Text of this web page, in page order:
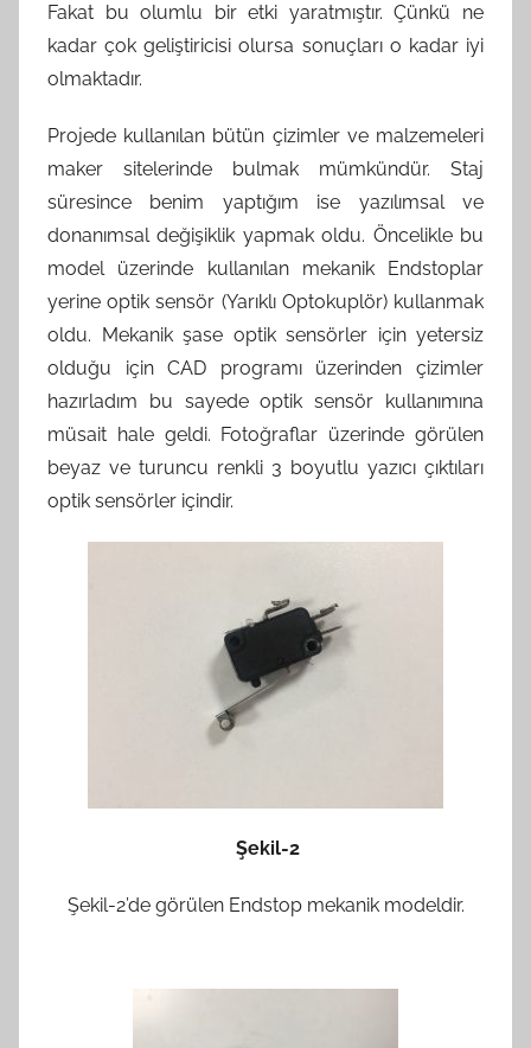
Fakat bu olumlu bir etki yaratmıştır. Çünkü ne
kadar çok geliştiricisi olursa sonuçları o kadar iyi
olmaktadır.
Projede kullanılan bütün çizimler ve malzemeleri
maker sitelerinde bulmak mümkündür. Staj
süresince benim yaptığım ise yazılımsal ve
donanımsal değişiklik yapmak oldu. Öncelikle bu
model üzerinde kullanılan mekanik Endstoplar
yerine optik sensör (Yarıklı Optokuplör) kullanmak
oldu. Mekanik şase optik sensörler için yetersiz
olduğu için CAD programı üzerinden çizimler
hazırladım bu sayede optik sensör kullanımına
müsait hale geldi. Fotoğraflar üzerinde görülen
beyaz ve turuncu renkli 3 boyutlu yazıcı çıktıları
optik sensörler içindir.
Şekil-2
Şekil-2’de görülen Endstop mekanik modeldir.